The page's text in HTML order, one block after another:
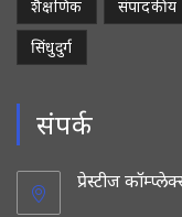
शैक्षणिक
संपादकीय
सिंधुदुर्ग
संपर्क
प्रेस्टीज